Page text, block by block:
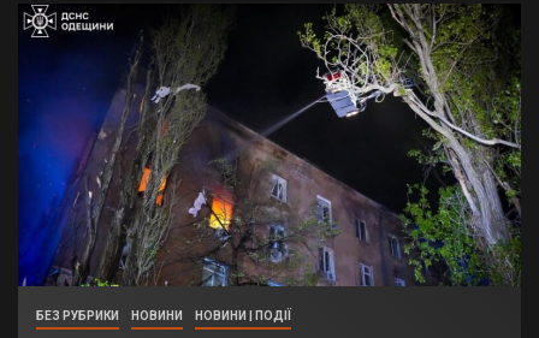
БЕЗ РУБРИКИ НОВИНИ НОВИНИ | ПОДІЇ